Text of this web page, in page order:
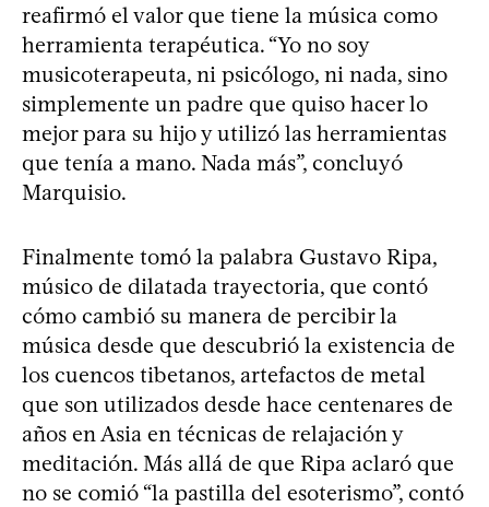
reafirmó el valor que tiene la música como
herramienta terapéutica. “Yo no soy
musicoterapeuta, ni psicólogo, ni nada, sino
simplemente un padre que quiso hacer lo
mejor para su hijo y utilizó las herramientas
que tenía a mano. Nada más”, concluyó
Marquisio.
Finalmente tomó la palabra Gustavo Ripa,
músico de dilatada trayectoria, que contó
cómo cambió su manera de percibir la
música desde que descubrió la existencia de
los cuencos tibetanos, artefactos de metal
que son utilizados desde hace centenares de
años en Asia en técnicas de relajación y
meditación. Más allá de que Ripa aclaró que
no se comió “la pastilla del esoterismo”, contó